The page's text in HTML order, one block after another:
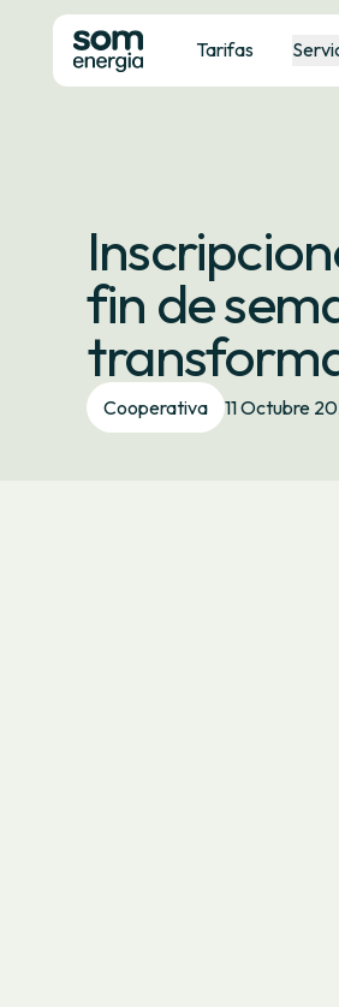
Tarifas
fin de
Cooperativa 11 Octubre